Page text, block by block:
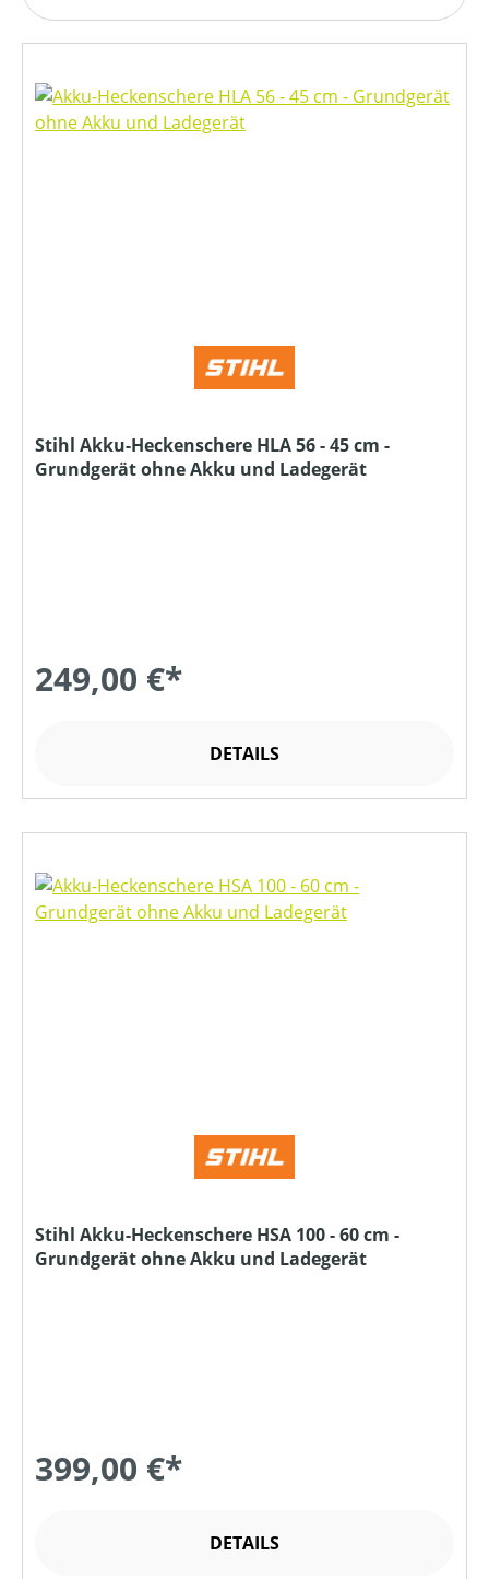
Stihl Akku-Heckenschere HLA 56 - 45 cm -
Grundgerät ohne Akku und Ladegerät
249,00 €*
DETAILS
Stihl Akku-Heckenschere HSA 100 - 60 cm -
Grundgerät ohne Akku und Ladegerät
399,00 €*
DETAILS